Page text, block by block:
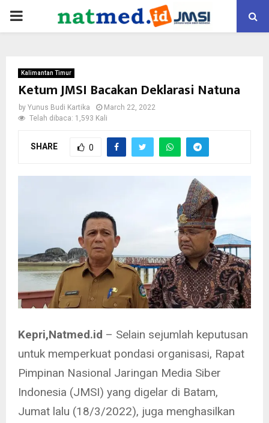
PRIMARY
Kalimantan Timur
Ketum JMSI Bacakan Deklarasi Natuna
by Yunus Budi Kartika
March 22, 2022
Telah dibaca: 1,593 Kali
SHARE 0
Kepri,Natmed.id – Selain sejumlah keputusan
untuk memperkuat pondasi organisasi, Rapat
Pimpinan Nasional Jaringan Media Siber
Indonesia (JMSI) yang digelar di Batam,
Jumat lalu (18/3/2022), juga menghasilkan